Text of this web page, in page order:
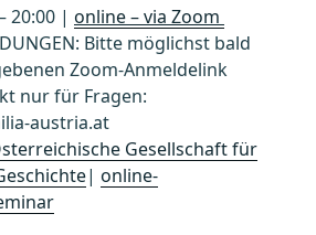
20:00 | online – via Zoom
Bitte möglichst bald
Zoom-Anmeldelink
nur für Fragen:
austria.at
Gesellschaft für
| online-